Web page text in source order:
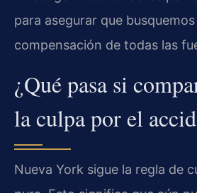
para asegurar que
compensación de todas las
¿Qué pasa si
la culpa por el
Nueva York sigue la regla de